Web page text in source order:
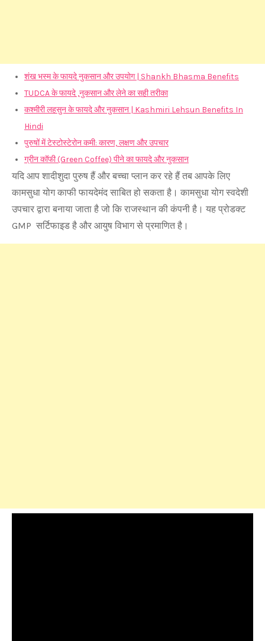
शंख भस्म के फायदे नुकसान और उपयोग | Shankh Bhasma Benefits
TUDCA के फायदे ,नुकसान और लेने का सही तरीका
कश्मीरी लहसुन के फायदे और नुकसान | Kashmiri Lehsun Benefits In
Hindi
पुरुषों में टेस्टोस्टेरोन कमी: कारण, लक्षण और उपचार
ग्रीन कॉफी (Green Coffee) पीने का फायदे और नुकसान
यदि आप शादीशुदा पुरुष हैं और बच्चा प्लान कर रहे हैं तब आपके लिए
कामसुधा योग काफी फायदेमंद साबित हो सकता है। कामसुधा योग स्वदेशी
उपचार द्वारा बनाया जाता है जो कि राजस्थान की कंपनी है। यह प्रोडक्ट
GMP सर्टिफाइड है और आयुष विभाग से प्रमाणित है।